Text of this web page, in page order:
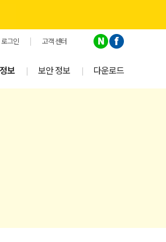
로그인 | 고객 센터
보 | 보안 정보 | 다운로드